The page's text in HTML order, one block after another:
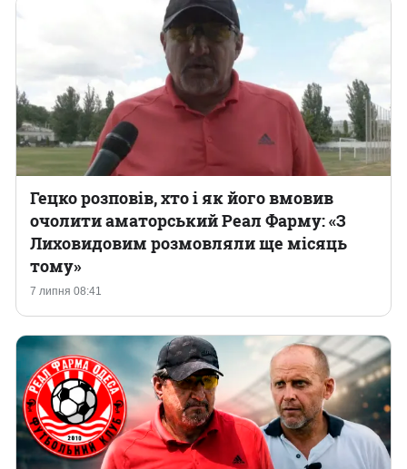
7 липня 08:41
Гецко розповів, хто і як його вмовив
очолити аматорський Реал Фарму: «З
Лиховидовим розмовляли ще місяць
тому»